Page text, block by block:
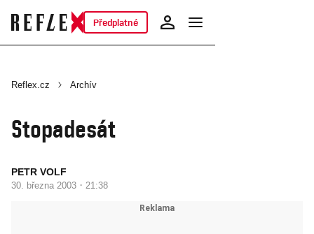
Předplatné
Reflex.cz Archív
Stopadesát
PETR VOLF
30. března 2003 · 21:38